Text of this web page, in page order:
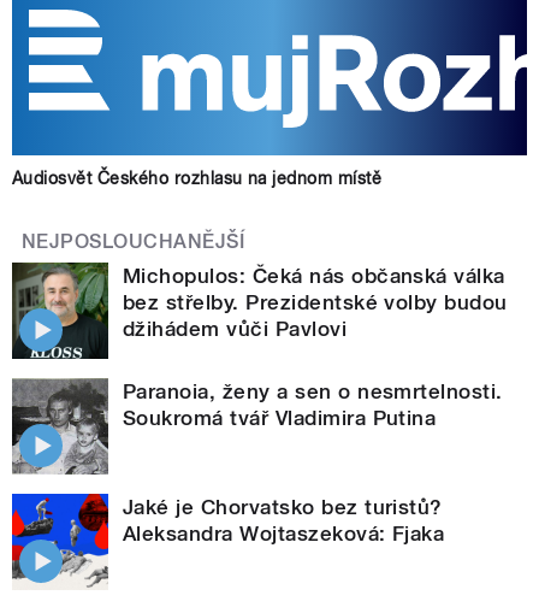
Audiosvět Českého rozhlasu na jednom místě
NEJPOSLOUCHANĚJŠÍ
Michopulos: Čeká nás občanská válka
bez střelby. Prezidentské volby budou
džihádem vůči Pavlovi
Paranoia, ženy a sen o nesmrtelnosti.
Soukromá tvář Vladimira Putina
Jaké je Chorvatsko bez turistů?
Aleksandra Wojtaszeková: Fjaka